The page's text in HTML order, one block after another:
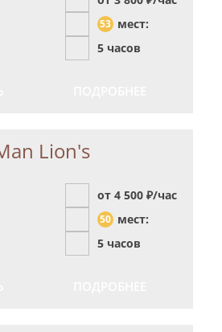
53 мест:
5 часов
Lion's
от 4 500 ₽/час
50 мест:
5 часов